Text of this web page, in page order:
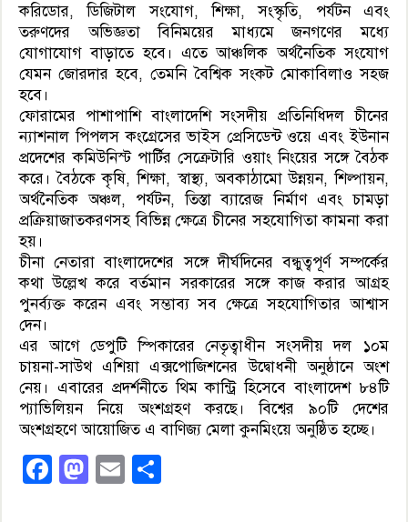
করিডোর, ডিজিটাল সংযোগ, শিক্ষা, সংস্কৃতি, পর্যটন এবং
তরুণদের অভিজ্ঞতা বিনিময়ের মাধ্যমে জনগণের মধ্যে
যোগাযোগ বাড়াতে হবে। এতে আঞ্চলিক অর্থনৈতিক সংযোগ
যেমন জোরদার হবে, তেমনি বৈশ্বিক সংকট মোকাবিলাও সহজ
হবে।
ফোরামের পাশাপাশি বাংলাদেশি সংসদীয় প্রতিনিধিদল চীনের
ন্যাশনাল পিপলস কংগ্রেসের ভাইস প্রেসিডেন্ট ওয়ে এবং ইউনান
প্রদেশের কমিউনিস্ট পার্টির সেক্রেটারি ওয়াং নিংয়ের সঙ্গে বৈঠক
করে। বৈঠকে কৃষি, শিক্ষা, স্বাস্থ্য, অবকাঠামো উন্নয়ন, শিল্পায়ন,
অর্থনৈতিক অঞ্চল, পর্যটন, তিস্তা ব্যারেজ নির্মাণ এবং চামড়া
প্রক্রিয়াজাতকরণসহ বিভিন্ন ক্ষেত্রে চীনের সহযোগিতা কামনা করা
হয়।
চীনা নেতারা বাংলাদেশের সঙ্গে দীর্ঘদিনের বন্ধুত্বপূর্ণ সম্পর্কের
কথা উল্লেখ করে বর্তমান সরকারের সঙ্গে কাজ করার আগ্রহ
পুনর্ব্যক্ত করেন এবং সম্ভাব্য সব ক্ষেত্রে সহযোগিতার আশ্বাস
দেন।
এর আগে ডেপুটি স্পিকারের নেতৃত্বাধীন সংসদীয় দল ১০ম
চায়না-সাউথ এশিয়া এক্সপোজিশনের উদ্বোধনী অনুষ্ঠানে অংশ
নেয়। এবারের প্রদর্শনীতে থিম কান্ট্রি হিসেবে বাংলাদেশ ৮৪টি
প্যাভিলিয়ন নিয়ে অংশগ্রহণ করছে। বিশ্বের ৯০টি দেশের
অংশগ্রহণে আয়োজিত এ বাণিজ্য মেলা কুনমিংয়ে অনুষ্ঠিত হচ্ছে।
Facebook
Mastodon
Email